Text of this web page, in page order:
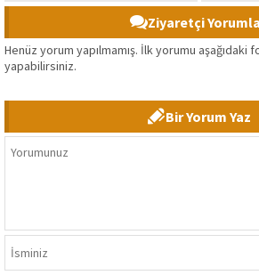
Ziyaretçi
Henüz yorum yapılmamış. İlk yorumu aşağıdaki
yapabilirsiniz.
Bir Yorum Yaz